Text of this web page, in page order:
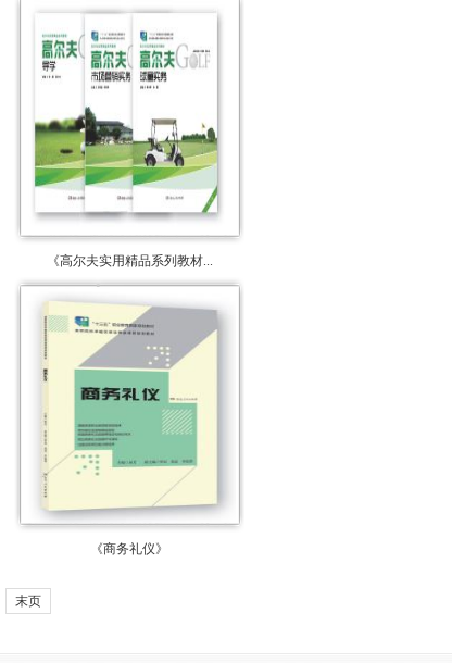
《高尔夫实用精品系列教材...
《商务礼仪》
末页